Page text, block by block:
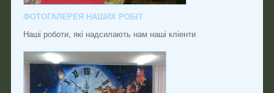
ФОТОГАЛЕРЕЯ НАШИХ РОБІТ
Наші роботи, які надсилають нам наші кліенти